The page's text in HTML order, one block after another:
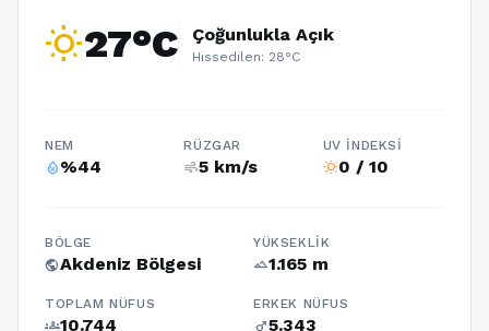
wb_sunny27°C Çoğunlukla Açık
Hissedilen: 28°C
NEM
humidity_percentage%44
RÜZGAR
air5 km/s
UV İNDEKSI
wb_sunny0 / 10
BÖLGE
publicAkdeniz Bölgesi
YÜKSEKLIK
terrain1.165 m
TOPLAM NÜFUS
groups10.744
ERKEK NÜFUS
male5.343